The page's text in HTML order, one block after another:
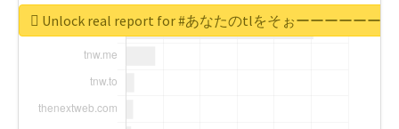
Unlock real report for #あなたのtlをそぉーーーーーー